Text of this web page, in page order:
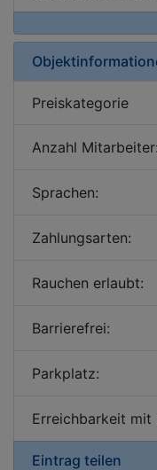
Preiskategorie
Anzahl Mitarbeiter:
Sprachen:
Zahlungsarten:
Rauchen erlaubt:
Barrierefrei:
Parkplatz:
Erreichbarkeit mit
Eintrag teilen